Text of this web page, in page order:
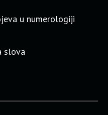
u numerologiji
slova